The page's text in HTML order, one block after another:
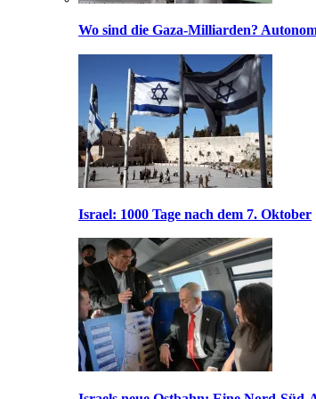
Wo sind die Gaza-Milliarden?
Israel: 1000 Tage nach dem 7. Oktober